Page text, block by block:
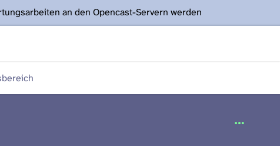
an den Opencast-Servern werden